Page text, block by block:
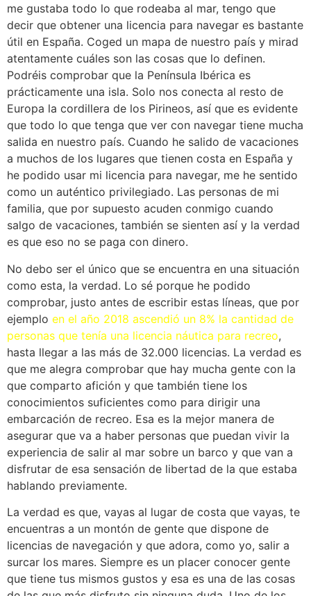
me gustaba todo lo que rodeaba al mar, tengo que
decir que obtener una licencia para navegar es bastante
útil en España. Coged un mapa de nuestro país y mirad
atentamente cuáles son las cosas que lo definen.
Podréis comprobar que la Península Ibérica es
prácticamente una isla. Solo nos conecta al resto de
Europa la cordillera de los Pirineos, así que es evidente
que todo lo que tenga que ver con navegar tiene mucha
salida en nuestro país. Cuando he salido de vacaciones
a muchos de los lugares que tienen costa en España y
he podido usar mi licencia para navegar, me he sentido
como un auténtico privilegiado. Las personas de mi
familia, que por supuesto acuden conmigo cuando
salgo de vacaciones, también se sienten así y la verdad
es que eso no se paga con dinero.
No debo ser el único que se encuentra en una situación
como esta, la verdad. Lo sé porque he podido
comprobar, justo antes de escribir estas líneas, que por
ejemplo en el año 2018 ascendió un 8% la cantidad de
personas que tenía una licencia náutica para recreo,
hasta llegar a las más de 32.000 licencias. La verdad es
que me alegra comprobar que hay mucha gente con la
que comparto afición y que también tiene los
conocimientos suficientes como para dirigir una
embarcación de recreo. Esa es la mejor manera de
asegurar que va a haber personas que puedan vivir la
experiencia de salir al mar sobre un barco y que van a
disfrutar de esa sensación de libertad de la que estaba
hablando previamente.
La verdad es que, vayas al lugar de costa que vayas, te
encuentras a un montón de gente que dispone de
licencias de navegación y que adora, como yo, salir a
surcar los mares. Siempre es un placer conocer gente
que tiene tus mismos gustos y esa es una de las cosas